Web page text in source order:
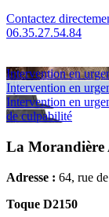
Contactez
06.35.27.54.84
Intervention en
Intervention en
Intervention en
de culpabilité
La Morandière
Adresse : 64, rue
Toque D2150